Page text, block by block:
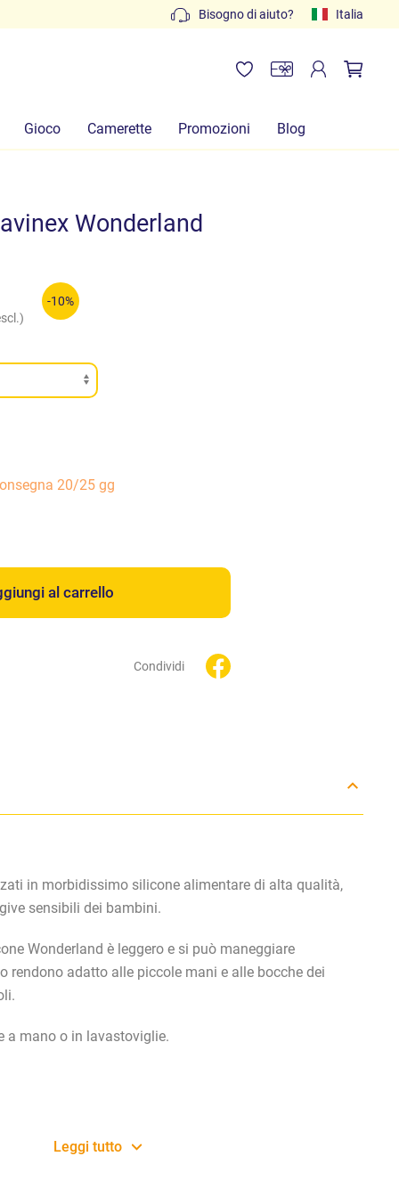
Preventivi gratuiti: scrivi ainfo@lachiocciolababy.it
Bisogno di aiuto? Italia
Gioco Camerette Promozioni Blog
Wonderland
-10%
20/25 gg
al carrello
Condividi
in morbidissimo silicone alimentare di alta qualità,
sensibili dei bambini.
Wonderland è leggero e si può maneggiare
rendono adatto alle piccole mani e alle bocche dei
a mano o in lavastoviglie.
Leggi tutto